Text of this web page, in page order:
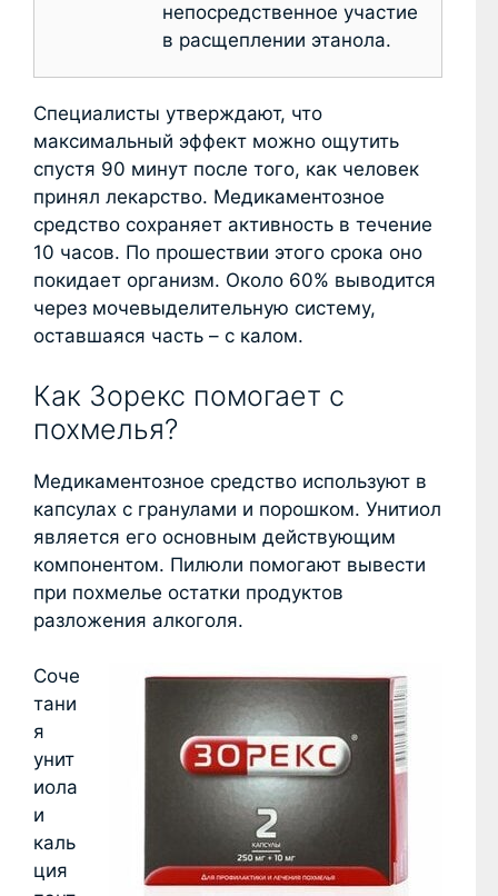
непосредственное участие
в расщеплении этанола.
Специалисты утверждают, что
максимальный эффект можно ощутить
спустя 90 минут после того, как человек
принял лекарство. Медикаментозное
средство сохраняет активность в течение
10 часов. По прошествии этого срока оно
покидает организм. Около 60% выводится
через мочевыделительную систему,
оставшаяся часть – с калом.
Как Зорекс помогает с
похмелья?
Медикаментозное средство используют в
капсулах с гранулами и порошком. Унитиол
является его основным действующим
компонентом. Пилюли помогают вывести
при похмелье остатки продуктов
разложения алкоголя.
Соче
тани
я
унит
иола
и
каль
ция